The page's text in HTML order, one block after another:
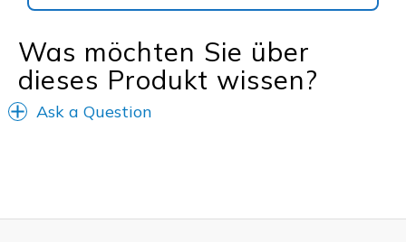
Was möchten Sie über
dieses Produkt wissen?
Ask a Question